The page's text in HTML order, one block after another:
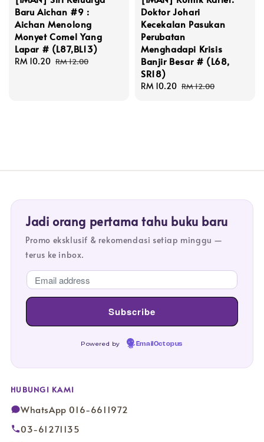
Baru Aichan #9 :
Aichan Menolong
Monyet Comel Yang
Lapar # (L87,BL13)
Sale
RM 10.20 Regular
RM 12.00
Doktor Johari
Kecekalan Pasukan
Perubatan
Menghadapi Krisis
Banjir Besar # (L68,
SR18)
Sale
RM 10.20 Regular
RM 12.00
Jadi orang pertama tahu buku baru
Promo eksklusif & rekomendasi setiap minggu —
terus ke inbox.
Powered by EmailOctopus
HUBUNGI KAMI
WhatsApp 016-6611972
03-61271135